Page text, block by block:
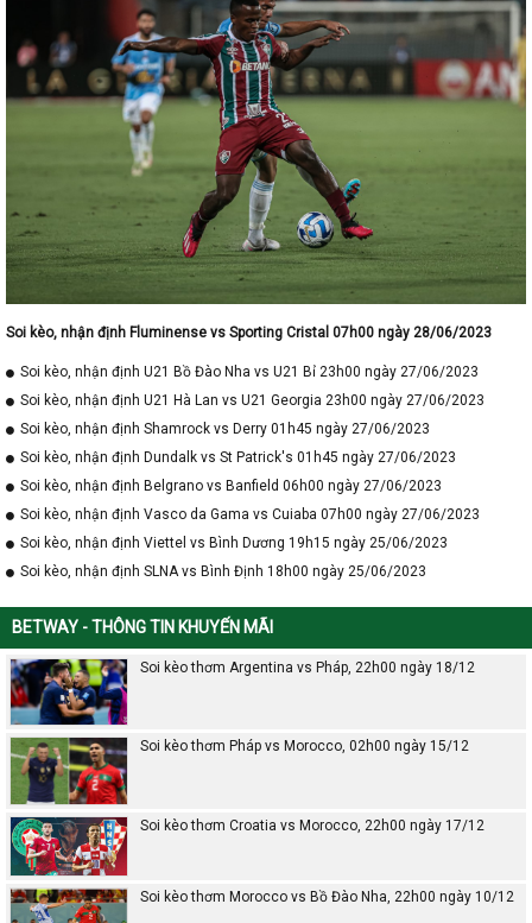
Soi kèo, nhận định Fluminense vs Sporting Cristal 07h00 ngày 28/06/2023
Soi kèo, nhận định U21 Bồ Đào Nha vs U21 Bỉ 23h00 ngày 27/06/2023
Soi kèo, nhận định U21 Hà Lan vs U21 Georgia 23h00 ngày 27/06/2023
Soi kèo, nhận định Shamrock vs Derry 01h45 ngày 27/06/2023
Soi kèo, nhận định Dundalk vs St Patrick's 01h45 ngày 27/06/2023
Soi kèo, nhận định Belgrano vs Banfield 06h00 ngày 27/06/2023
Soi kèo, nhận định Vasco da Gama vs Cuiaba 07h00 ngày 27/06/2023
Soi kèo, nhận định Viettel vs Bình Dương 19h15 ngày 25/06/2023
Soi kèo, nhận định SLNA vs Bình Định 18h00 ngày 25/06/2023
BETWAY - THÔNG TIN KHUYẾN MÃI
Soi kèo thơm Argentina vs Pháp, 22h00 ngày 18/12
Soi kèo thơm Pháp vs Morocco, 02h00 ngày 15/12
Soi kèo thơm Croatia vs Morocco, 22h00 ngày 17/12
Soi kèo thơm Morocco vs Bồ Đào Nha, 22h00 ngày 10/12